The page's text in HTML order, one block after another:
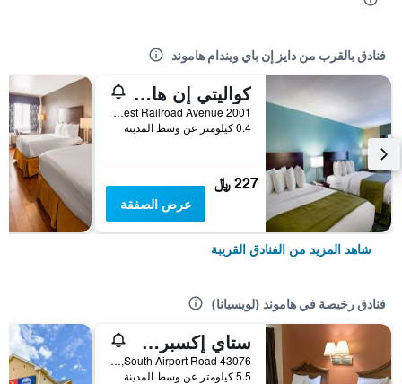
فنادق بالقرب من دايز إن باي ويندام هاموند
كواليتي إن هاموند
2001 Southwest Railroad Avenue, هاموند (لويسيانا), LA, الولايات المتحدة الأميريكية
0.4 كيلومتر عن وسط المدينة
227 ﷼
عرض الصفقة
شاهد المزيد من الفنادق القريبة
فنادق رخيصة في هاموند (لويسيانا)
ستاي إكسبرس إن هاموند
43076 South Airport Road, هاموند (لويسيانا), LA, الولايات المتحدة الأميريكية
5.5 كيلومتر عن وسط المدينة